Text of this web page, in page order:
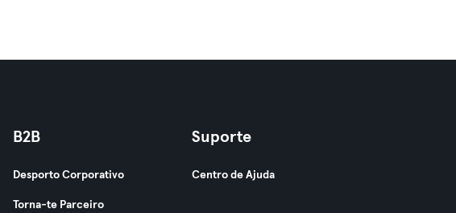
B2B
Desporto Corporativo
Torna-te Parceiro
Suporte
Centro de Ajuda